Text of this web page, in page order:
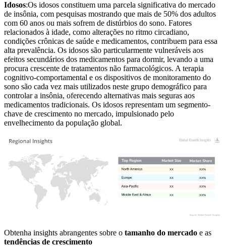
Idosos:Os idosos constituem uma parcela significativa do mercado
de insônia, com pesquisas mostrando que mais de 50% dos adultos
com 60 anos ou mais sofrem de distúrbios do sono. Fatores
relacionados à idade, como alterações no ritmo circadiano,
condições crônicas de saúde e medicamentos, contribuem para essa
alta prevalência. Os idosos são particularmente vulneráveis ​​aos
efeitos secundários dos medicamentos para dormir, levando a uma
procura crescente de tratamentos não farmacológicos. A terapia
cognitivo-comportamental e os dispositivos de monitoramento do
sono são cada vez mais utilizados neste grupo demográfico para
controlar a insônia, oferecendo alternativas mais seguras aos
medicamentos tradicionais. Os idosos representam um segmento-
chave de crescimento no mercado, impulsionado pelo
envelhecimento da população global.
XX%
XX
XX%
XX
XX%
XX
XX%
XX
Obtenha insights abrangentes sobre o tamanho do mercado e as
tendências de crescimento